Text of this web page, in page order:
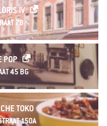
IV
78
POP
45 BG
TOKO
150A